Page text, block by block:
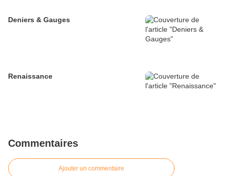
Deniers & Gauges
Renaissance
Commentaires
Ajouter un commentaire